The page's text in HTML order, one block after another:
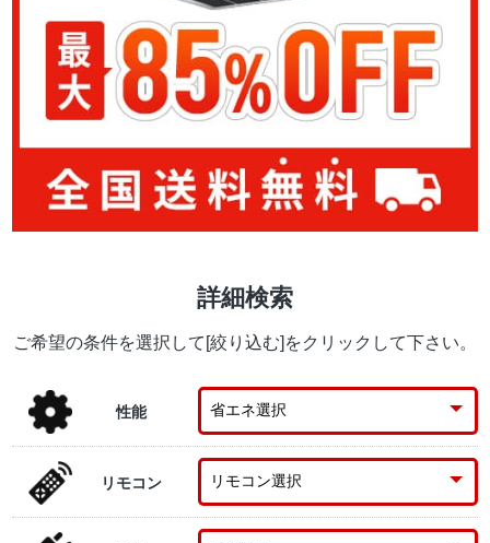
詳細検索
ご希望の条件を選択して[絞り込む]をクリックして下さい。
性能
リモコン